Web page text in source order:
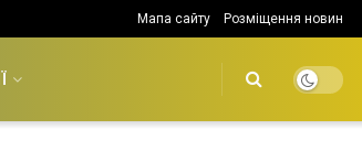
Мапа сайту Розміщення новин